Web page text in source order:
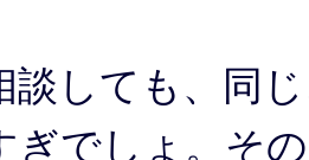
談しても、同
ぎでしょ。そ